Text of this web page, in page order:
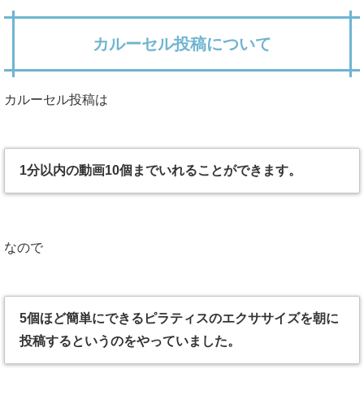
カルーセル投稿について
カルーセル投稿は
1分以内の動画10個までいれることができます。
なので
5個ほど簡単にできるピラティスのエクササイズを朝に
投稿するというのをやっていました。